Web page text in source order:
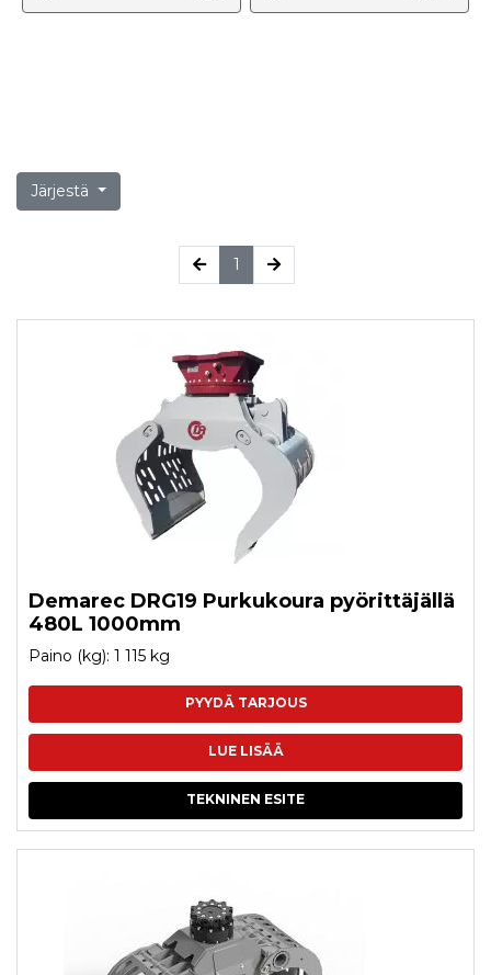
Järjestä
1 (current)
Demarec DRG19 Purkukoura pyörittäjällä
480L 1000mm
Paino (kg): 1 115 kg
PYYDÄ TARJOUS
LUE LISÄÄ
TEKNINEN ESITE